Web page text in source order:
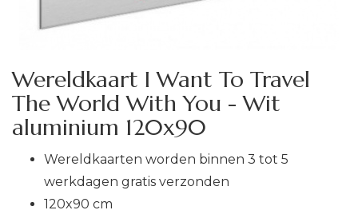
Wereldkaart I Want To Travel
The World With You - Wit
aluminium 120x90
Wereldkaarten worden binnen 3 tot 5
werkdagen gratis verzonden
120x90 cm